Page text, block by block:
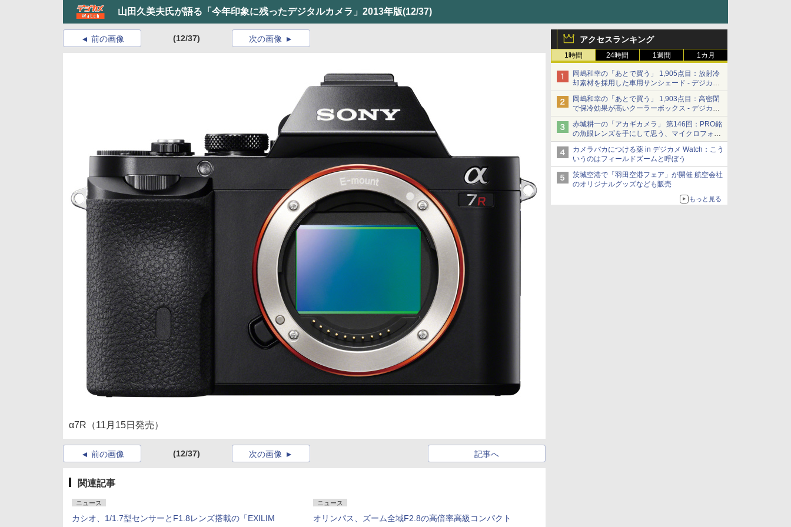
山田久美夫氏が語る「今年印象に残ったデジタルカメラ」2013年版(12/37)
アクセスランキング
1時間 24時間 1週間 1カ月
岡嶋和幸の「あとで買う」 1,905点目：放射冷
却素材を採用した車用サンシェード - デジカメ
Watch
岡嶋和幸の「あとで買う」 1,903点目：高密閉
で保冷効果が高いクーラーボックス - デジカメ
Watch
赤城耕一の「アカギカメラ」 第146回：PRO銘
の魚眼レンズを手にして思う、マイクロフォー
サーズへの期待と可能性
カメラバカにつける薬 in デジカメ Watch：こう
いうのはフィールドズームと呼ぼう
茨城空港で「羽田空港フェア」が開催 航空会社
のオリジナルグッズなども販売
もっと見る
前の画像 (12/37) 次の画像
α7R（11月15日発売）
前の画像 (12/37) 記事へ
次の画像
関連記事
ニュース
カシオ、1/1.7型センサーとF1.8レンズ搭載の「EXILIM
ニュース
オリンパス、ズーム全域F2.8の高倍率高級コンパクト